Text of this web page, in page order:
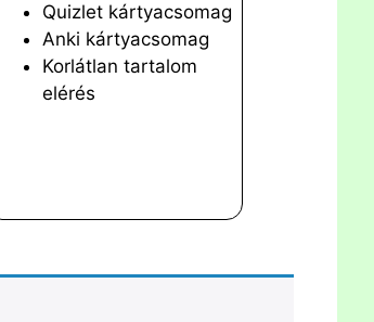
Quizlet kártyacsomag
Anki kártyacsomag
Korlátlan tartalom
elérés